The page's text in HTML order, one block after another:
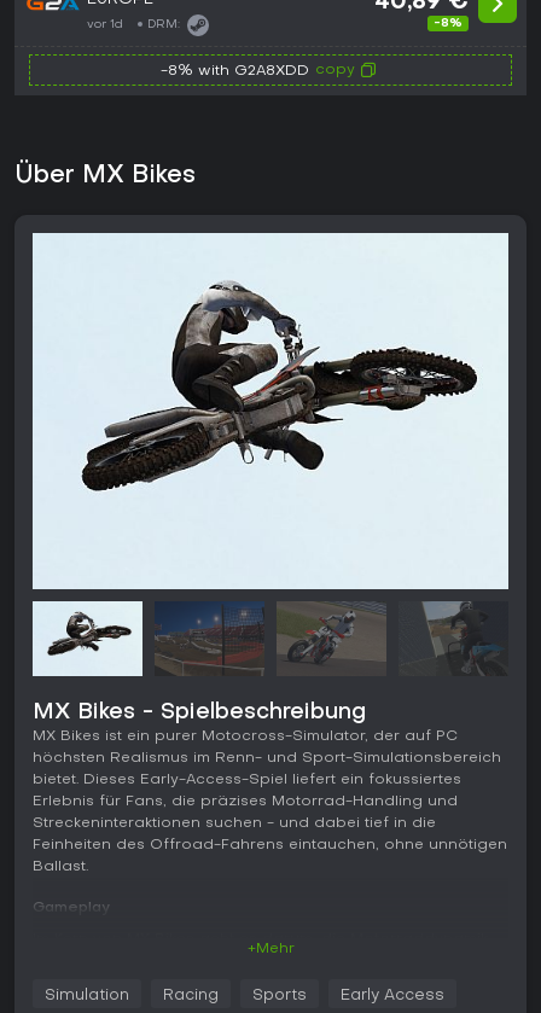
vor 1d DRM: -8%
-8% with G2A8XDD copy
Über MX Bikes
MX Bikes - Spielbeschreibung
MX Bikes ist ein purer Motocross-Simulator, der auf PC
höchsten Realismus im Renn- und Sport-Simulationsbereich
bietet. Dieses Early-Access-Spiel liefert ein fokussiertes
Erlebnis für Fans, die präzises Motorrad-Handling und
Streckeninteraktionen suchen - und dabei tief in die
Feinheiten des Offroad-Fahrens eintauchen, ohne unnötigen
Ballast.
Gameplay
optimieren - unter Berücksichtigung von Faktoren wie
+Mehr
Simulation Racing Sports Early Access